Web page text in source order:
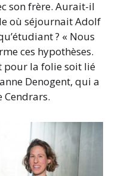
son frère. Aurait-il
où séjournait Adolf
? « Nous
ces hypothèses.
pour la folie soit lié
Denogent, qui a
Cendrars.